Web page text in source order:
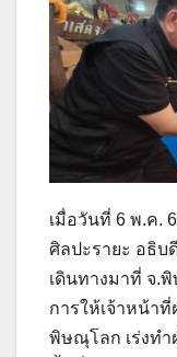
เมื่อวันที่ 6 พ.ค.
ศิลปะรายะ อธิบ
เดินทางมาที่ จ.
การให้เจ้าหน้า
พิษณุโลก เร่งท